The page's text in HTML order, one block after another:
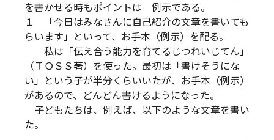
を書かせる時もポイントは 例示である。
１ 「今日はみなさんに自己紹介の文章を書いても
らいます」といって、お手本（例示）を配る。
私は「伝え合う能力を育てるじつれいじてん」
（ＴＯＳＳ著）を使った。最初は「書けそうにな
い」という子が半分くらいいたが、お手本（例示）
があるので、どんどん書けるようになった。
子どもたちは、例えば、以下のような文章を書い
た。